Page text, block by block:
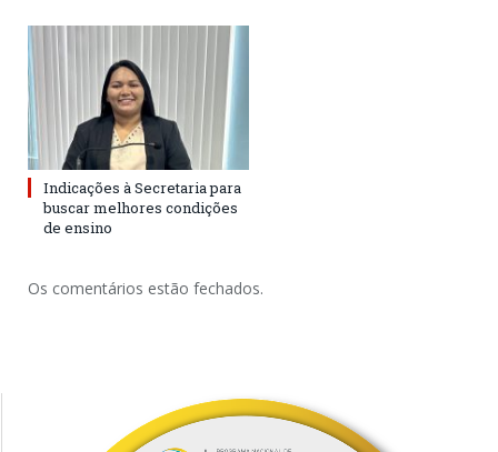
Indicações à Secretaria para
buscar melhores condições
de ensino
Os comentários estão fechados.